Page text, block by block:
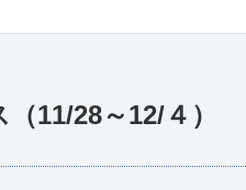
11/28～12/４）